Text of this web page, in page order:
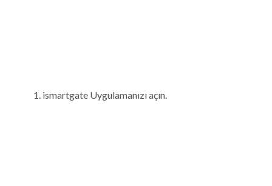
ismartgate Uygulamanızı açın.